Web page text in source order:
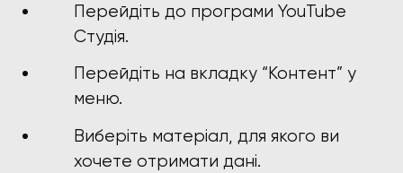
Перейдіть до програми YouTube
Студія.
Перейдіть на вкладку “Контент” у
меню.
Виберіть матеріал, для якого ви
хочете отримати дані.